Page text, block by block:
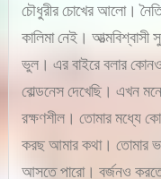
চৌধুরীর চোখের আলো।
কালিমা নেই। আত্মবিশ্বাসী
ভুল। এর বাইরে বলার
বোল্ডনেস দেখেছি। এখন
রক্ষণশীল। তোমার মধ্যে
করছ আমার কথা। তোমার
আসতে পারো। বর্জনও